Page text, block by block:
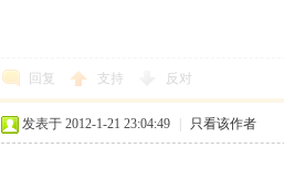
回复 支持 反对
发表于 2012-1-21 23:04:49 只看该作者